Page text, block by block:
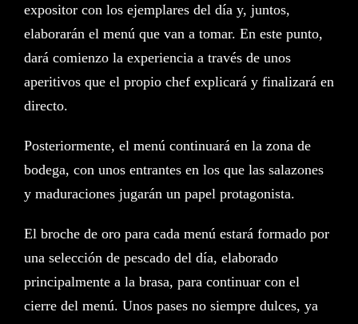
expositor con los ejemplares del día y, juntos,
elaborarán el menú que van a tomar. En este punto,
dará comienzo la experiencia a través de unos
aperitivos que el propio chef explicará y finalizará en
directo.​
Posteriormente, el menú continuará en la zona de
bodega, con unos entrantes en los que las salazones
y maduraciones jugarán un papel protagonista.​
El broche de oro para cada menú estará formado por
una selección de pescado del día, elaborado
principalmente a la brasa, para continuar con el
cierre del menú. Unos pases no siempre dulces, ya